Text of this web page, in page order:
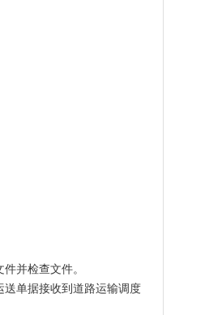
并检查文件。
单据接收到道路运输调度